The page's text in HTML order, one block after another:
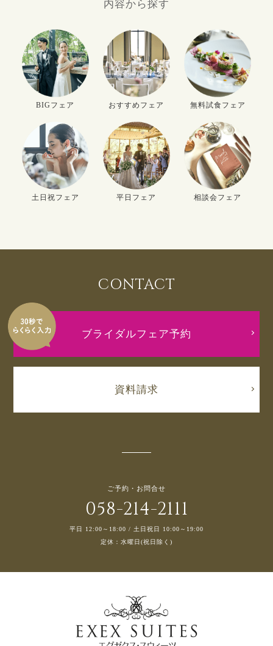
内容から探す
BIGフェア おすすめフェア 無料試食フェア
土日祝フェア 平日フェア 相談会フェア
CONTACT
ブライダルフェア予約
資料請求
ご予約・お問合せ
058-214-2111
平日 12:00～18:00 / 土日祝日 10:00～19:00
定休：水曜日(祝日除く)